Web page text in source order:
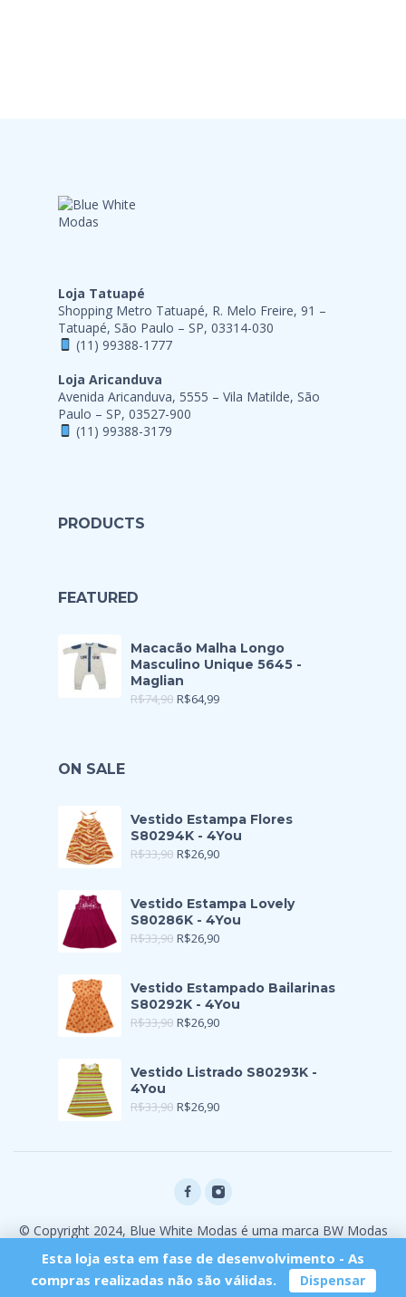
Loja Tatuapé
Shopping Metro Tatuapé, R. Melo Freire, 91 –
Tatuapé, São Paulo – SP, 03314-030
(11) 99388-1777
Loja Aricanduva
Avenida Aricanduva, 5555 – Vila Matilde, São
Paulo – SP, 03527-900
(11) 99388-3179
PRODUCTS
FEATURED
Macacão Malha Longo
Masculino Unique 5645 -
Maglian
R$74,90 R$64,99
ON SALE
Vestido Estampa Flores
S80294K - 4You
R$33,90 R$26,90
Vestido Estampa Lovely
S80286K - 4You
R$33,90 R$26,90
Vestido Estampado Bailarinas
S80292K - 4You
R$33,90 R$26,90
Vestido Listrado S80293K -
4You
R$33,90 R$26,90
© Copyright 2024, Blue White Modas é uma marca BW Modas
Esta loja esta em fase de desenvolvimento - As
compras realizadas não são válidas.
Dispensar